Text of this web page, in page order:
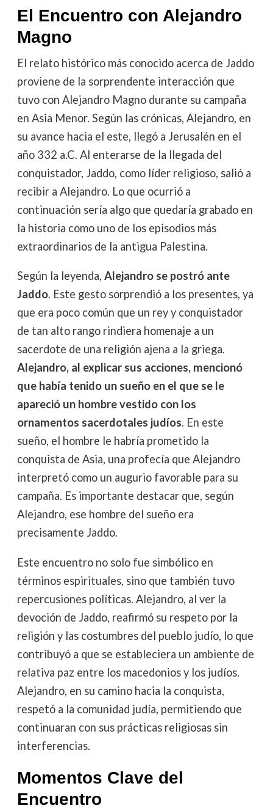
El Encuentro con Alejandro
Magno
El relato histórico más conocido acerca de Jaddo
proviene de la sorprendente interacción que
tuvo con Alejandro Magno durante su campaña
en Asia Menor. Según las crónicas, Alejandro, en
su avance hacia el este, llegó a Jerusalén en el
año 332 a.C. Al enterarse de la llegada del
conquistador, Jaddo, como líder religioso, salió a
recibir a Alejandro. Lo que ocurrió a
continuación sería algo que quedaría grabado en
la historia como uno de los episodios más
extraordinarios de la antigua Palestina.
Según la leyenda, Alejandro se postró ante
Jaddo. Este gesto sorprendió a los presentes, ya
que era poco común que un rey y conquistador
de tan alto rango rindiera homenaje a un
sacerdote de una religión ajena a la griega.
Alejandro, al explicar sus acciones, mencionó
que había tenido un sueño en el que se le
apareció un hombre vestido con los
ornamentos sacerdotales judíos. En este
sueño, el hombre le habría prometido la
conquista de Asia, una profecía que Alejandro
interpretó como un augurio favorable para su
campaña. Es importante destacar que, según
Alejandro, ese hombre del sueño era
precisamente Jaddo.
Este encuentro no solo fue simbólico en
términos espirituales, sino que también tuvo
repercusiones políticas. Alejandro, al ver la
devoción de Jaddo, reafirmó su respeto por la
religión y las costumbres del pueblo judío, lo que
contribuyó a que se estableciera un ambiente de
relativa paz entre los macedonios y los judíos.
Alejandro, en su camino hacia la conquista,
respetó a la comunidad judía, permitiendo que
continuaran con sus prácticas religiosas sin
interferencias.
Momentos Clave del
Encuentro